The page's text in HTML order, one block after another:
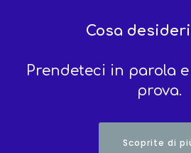
Cosa
Prendeteci in parola
prova.
Scoprite di